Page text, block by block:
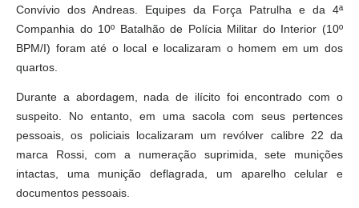
Convívio dos Andreas. Equipes da Força Patrulha e da 4ª
Companhia do 10º Batalhão de Polícia Militar do Interior (10º
BPM/I) foram até o local e localizaram o homem em um dos
quartos.
Durante a abordagem, nada de ilícito foi encontrado com o
suspeito. No entanto, em uma sacola com seus pertences
pessoais, os policiais localizaram um revólver calibre 22 da
marca Rossi, com a numeração suprimida, sete munições
intactas, uma munição deflagrada, um aparelho celular e
documentos pessoais.